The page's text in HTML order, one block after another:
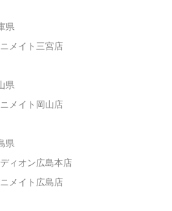
県
ニメイト三宮店
県
ニメイト岡山店
県
ディオン広島本店
ニメイト広島店